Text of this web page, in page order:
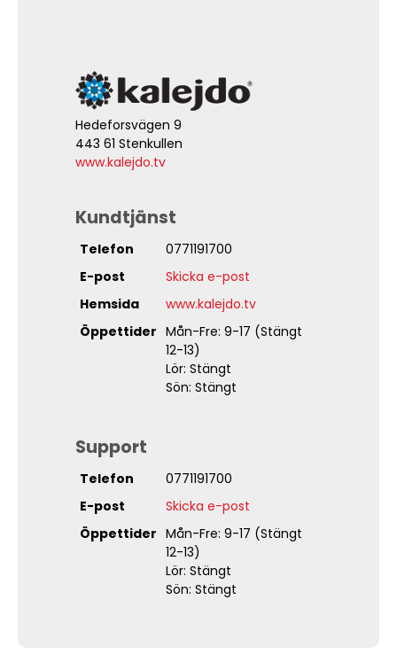
Hedeforsvägen 9
443 61 Stenkullen
www.kalejdo.tv
Kundtjänst
Telefon
0771191700
E-post
Skicka e-post
Hemsida
www.kalejdo.tv
Öppettider Mån-Fre: 9-17 (Stängt
12-13)
Lör: Stängt
Sön: Stängt
Support
Telefon
0771191700
E-post
Skicka e-post
Öppettider Mån-Fre: 9-17 (Stängt
12-13)
Lör: Stängt
Sön: Stängt